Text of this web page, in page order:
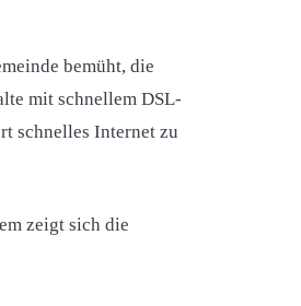
bemüht, die
mit schnellem DSL-
schnelles Internet zu
zeigt sich die